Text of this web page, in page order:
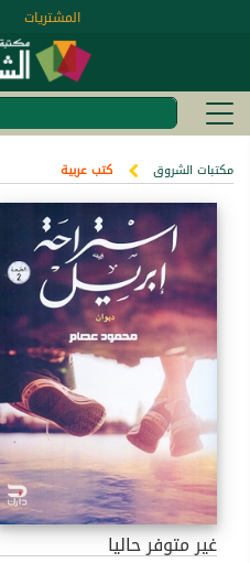
المشتريات
مكتبات الشروق كتب عربية
غير متوفر حاليا